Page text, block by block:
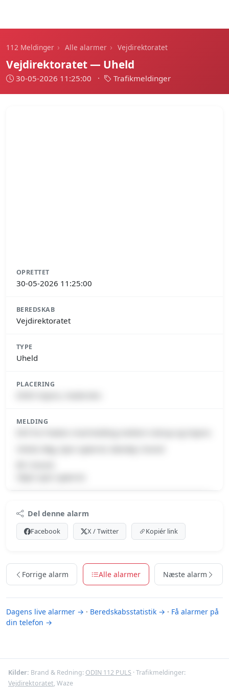
112 Meldinger › Alle alarmer › Vejdirektoratet
Vejdirektoratet — Uheld
30-05-2026 11:25:00 · Trafikmeldinger
OPRETTET
30-05-2026 11:25:00
BEREDSKAB
Vejdirektoratet
TYPE
Uheld
PLACERING
MELDING
Log ind med Premium for at se meldingen og kortet.
Del denne alarm
Facebook X / Twitter Kopiér link
Forrige alarm Alle alarmer Næste alarm
Dagens live alarmer → · Beredskabsstatistik → · Få alarmer på
din telefon →
Kilder: Brand & Redning: ODIN 112 PULS · Trafikmeldinger:
Vejdirektoratet, Waze